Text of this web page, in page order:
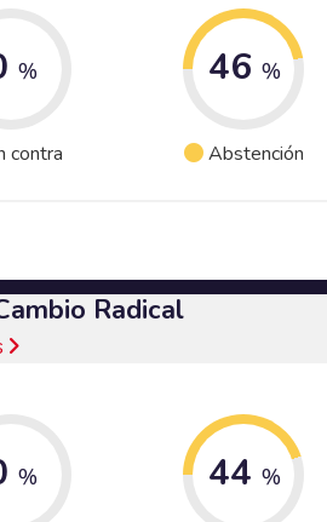
%
contra
46 %
Abstención
Radical
% 44 %